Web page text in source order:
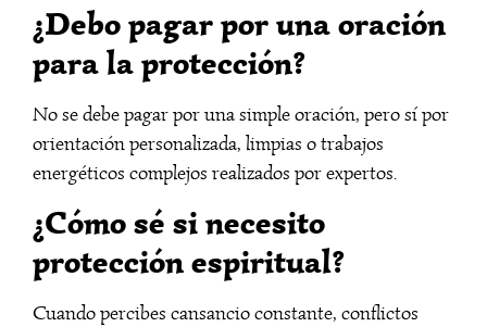
¿Debo pagar por una oración
para la protección?
No se debe pagar por una simple oración, pero sí por
orientación personalizada, limpias o trabajos
energéticos complejos realizados por expertos.
¿Cómo sé si necesito
protección espiritual?
Cuando percibes cansancio constante, conflictos